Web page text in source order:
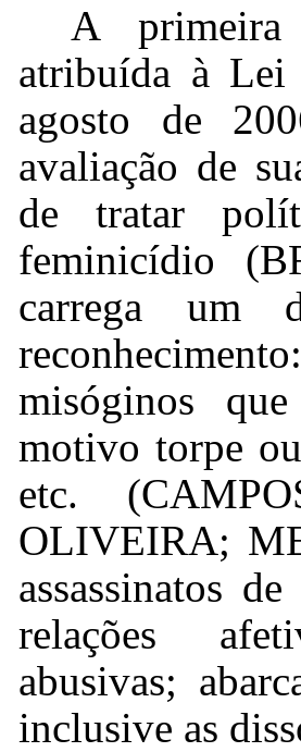
A primeira
atribuída à Lei
agosto de
avaliação de
de tratar
feminicídio
carrega um
misóginos
motivo torpe
etc.
OLIVEIRA;
assassinatos
relações
abusivas;
inclusive as